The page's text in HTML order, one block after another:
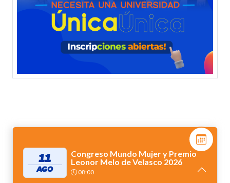
11
AGO
Congreso Mundo Mujer y Premio
Leonor Melo de Velasco 2026
08:00